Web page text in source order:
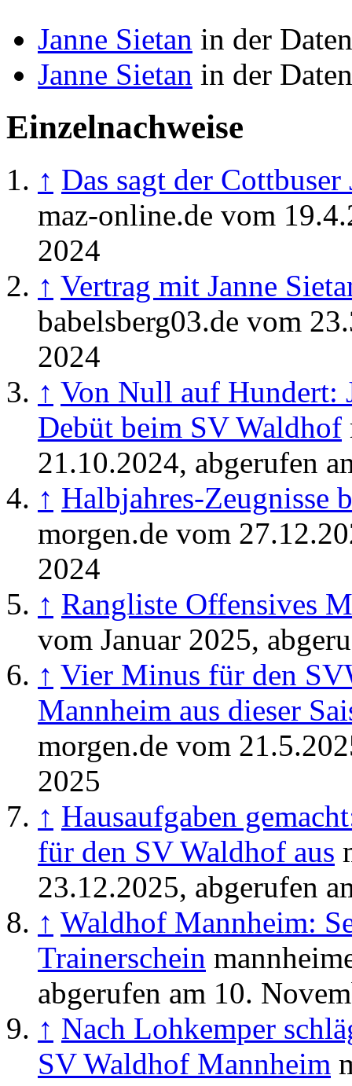
Janne Sietan in der
Janne Sietan in der
Einzelnachweise
↑ Das sagt der
maz-online.de vom
2024
↑ Vertrag mit Janne
babelsberg03.de vom
2024
↑ Von Null auf Hundert:
Debüt beim SV Waldhof
21.10.2024, abgerufen
↑ Halbjahres-Zeugnisse
morgen.de vom
2024
↑ Rangliste Offensives
vom Januar 2025,
↑ Vier Minus für den
Mannheim aus dieser
morgen.de vom
2025
↑ Hausaufgaben
für den SV Waldhof aus
23.12.2025, abgerufen
↑ Waldhof Mannheim:
Trainerschein
abgerufen am 10.
↑ Nach Lohkemper
SV Waldhof Mannheim